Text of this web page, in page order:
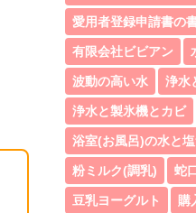
愛用者登録申請書の
有限会社ビビアン
波動の高い水 浄水
浄水と製氷機とカビ
浴室(お風呂)の水と
粉ミルク(調乳) 蛇
豆乳ヨーグルト 購